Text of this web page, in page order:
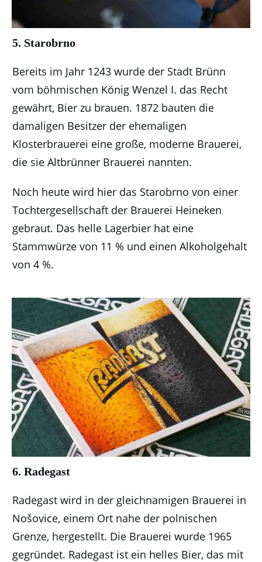
5. Starobrno
Bereits im Jahr 1243 wurde der Stadt Brünn
vom böhmischen König Wenzel I. das Recht
gewährt, Bier zu brauen. 1872 bauten die
damaligen Besitzer der ehemaligen
Klosterbrauerei eine große, moderne Brauerei,
die sie Altbrünner Brauerei nannten.
Noch heute wird hier das Starobrno von einer
Tochtergesellschaft der Brauerei Heineken
gebraut. Das helle Lagerbier hat eine
Stammwürze von 11 % und einen Alkoholgehalt
von 4 %.
6. Radegast
Radegast wird in der gleichnamigen Brauerei in
Nošovice, einem Ort nahe der polnischen
Grenze, hergestellt. Die Brauerei wurde 1965
gegründet. Radegast ist ein helles Bier, das mit